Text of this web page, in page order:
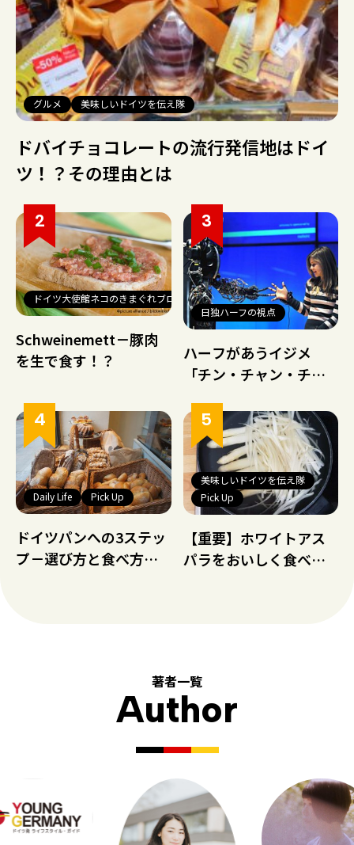
グルメ 美味しいドイツを伝え隊
ドバイチョコレートの流行発信地はドイ
ツ！？その理由とは
ドイツ大使館ネコのきまぐれブログ
Schweinemett－豚肉
を生で食す！？
日独ハーフの視点
ハーフがあうイジメ
「チン・チャン・チョ
Daily Life Pick Up
ドイツパンへの3ステッ
プ－選び方と食べ方教
美味しいドイツを伝え隊
Pick Up
【重要】ホワイトアス
パラをおいしく食べる
著者一覧
Author